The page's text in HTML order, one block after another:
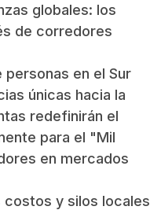
globales: los
de corredores
en el Sur
únicas hacia la
redefinirán el
para el "Mil
en mercados
costos y silos locales